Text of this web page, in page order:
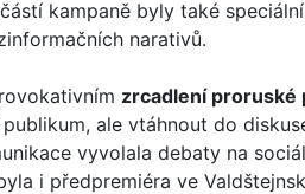
kampaně byly také
narativů.
zrcadlení proruské
ale vtáhnout do
vyvolala debaty na
i předpremiéra ve